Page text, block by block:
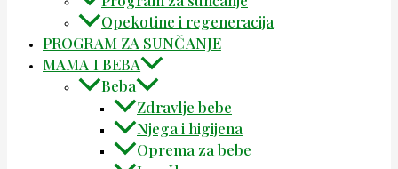
Opekotine i regeneracija
PROGRAM ZA SUNČANJE
MAMA I BEBA
Beba
Zdravlje bebe
Njega i higijena
Oprema za bebe